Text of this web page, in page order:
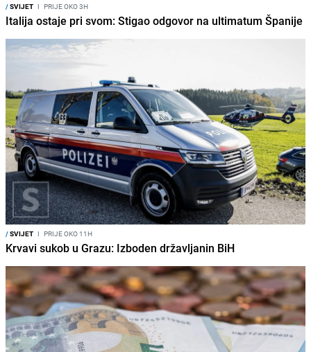
/SVIJET I PRIJE OKO 3H
Italija ostaje pri svom: Stigao odgovor na ultimatum Španije
/SVIJET I PRIJE OKO 11H
Krvavi sukob u Grazu: Izboden državljanin BiH